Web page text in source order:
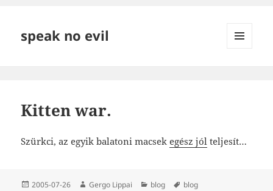
speak no evil
Kitten war.
Szürkci, az egyik balatoni macsekegész jól teljesít…
Közzétéve
2005-07-26 Szerző
Gergo Lippai Kategória
blog Címke
blog